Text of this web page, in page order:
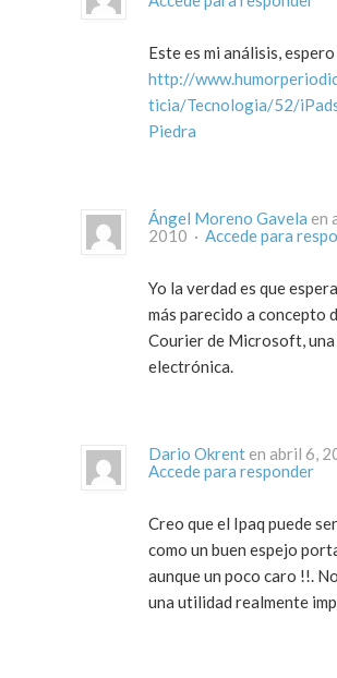
Este es mi análisis,
http://
ticia/Tecnologia/52/
Piedra
Ángel Moreno Gavela en
2010 · Accede para
Yo la verdad es que
más parecido a concepto
Courier de Microsoft,
electrónica.
Dario Okrent
Accede para responder
Creo que el Ipaq puede
como un buen espejo
aunque un poco caro !!.
una utilidad realmente